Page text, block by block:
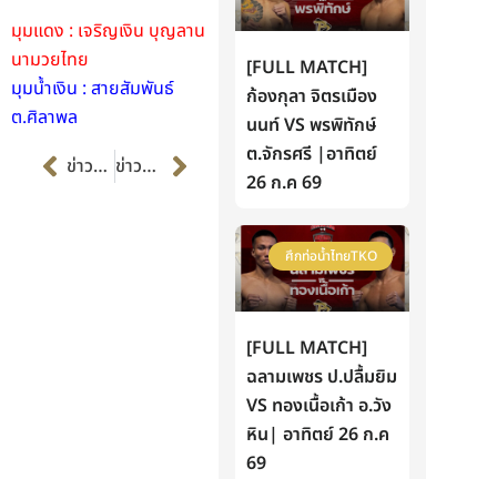
มุมแดง : เจริญเงิน บุญลาน
นามวยไทย
มุมน้ำเงิน : สายสัมพันธ์
ต.ศิลาพล
Prevข่าวก่อนหน้า ข่าวต่อไป Next
[FULL MATCH]
ก้องกุลา จิตรเมือง
นนท์ VS พรพิทักษ์
ต.จักรศรี |อาทิตย์
26 ก.ค 69
ศึกท่อน้ำไทยTKO
[FULL MATCH]
ฉลามเพชร ป.ปลื้มยิม
VS ทองเนื้อเก้า อ.วัง
หิน| อาทิตย์ 26 ก.ค
69